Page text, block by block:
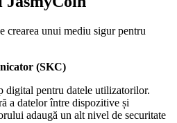
crearea unui mediu sigur pentru
(SKC)
digital pentru datele utilizatorilor.
a datelor între dispozitive și
adaugă un alt nivel de securitate